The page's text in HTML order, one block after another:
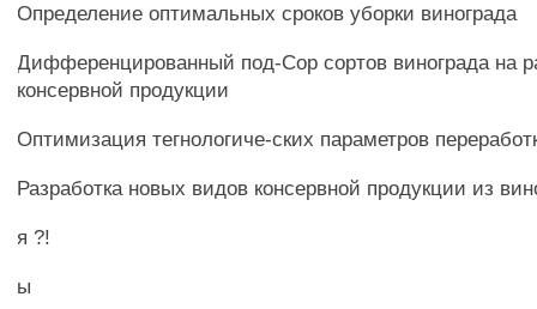
Определение оптимальных сроков уборки винограда
Дифференцированный под-Сор сортов винограда на
консервной продукции
Оптимизация тегнологиче-ских параметров
Разработка новых видов консервной продукции из
я ?!
ы